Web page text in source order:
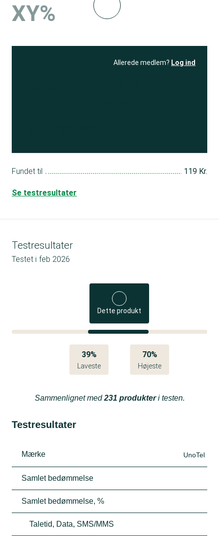
XY%
Allerede medlem? Log ind
Fundet til 119 Kr.
Se testresultater
Testresultater
Testet i feb 2026
Dette produkt
39%
Laveste
70%
Højeste
Sammenlignet med231 produkteri testen.
Testresultater
Mærke UnoTel
Samlet bedømmelse
Samlet bedømmelse, %
Taletid, Data, SMS/MMS